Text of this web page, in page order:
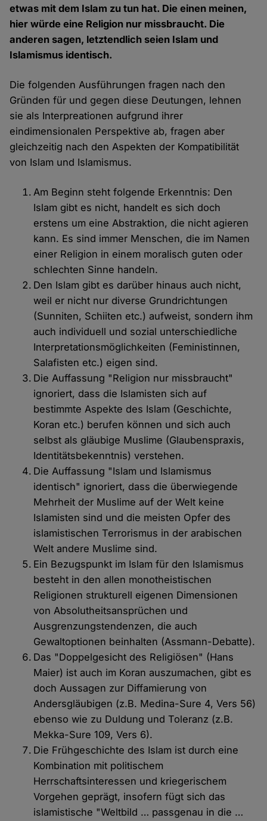
etwas mit dem Islam zu tun hat. Die einen meinen,
hier würde eine Religion nur missbraucht. Die
anderen sagen, letztendlich seien Islam und
Islamismus identisch.
Die folgenden Ausführungen fragen nach den
Gründen für und gegen diese Deutungen, lehnen
sie als Interpreationen aufgrund ihrer
eindimensionalen Perspektive ab, fragen aber
gleichzeitig nach den Aspekten der Kompatibilität
von Islam und Islamismus.
Am Beginn steht folgende Erkenntnis: Den
Islam gibt es nicht, handelt es sich doch
erstens um eine Abstraktion, die nicht agieren
kann. Es sind immer Menschen, die im Namen
einer Religion in einem moralisch guten oder
schlechten Sinne handeln.
Den Islam gibt es darüber hinaus auch nicht,
weil er nicht nur diverse Grundrichtungen
(Sunniten, Schiiten etc.) aufweist, sondern ihm
auch individuell und sozial unterschiedliche
Interpretationsmöglichkeiten (Feministinnen,
Salafisten etc.) eigen sind.
Die Auffassung "Religion nur missbraucht"
ignoriert, dass die Islamisten sich auf
bestimmte Aspekte des Islam (Geschichte,
Koran etc.) berufen können und sich auch
selbst als gläubige Muslime (Glaubenspraxis,
Identitätsbekenntnis) verstehen.
Die Auffassung "Islam und Islamismus
identisch" ignoriert, dass die überwiegende
Mehrheit der Muslime auf der Welt keine
Islamisten sind und die meisten Opfer des
islamistischen Terrorismus in der arabischen
Welt andere Muslime sind.
Ein Bezugspunkt im Islam für den Islamismus
besteht in den allen monotheistischen
Religionen strukturell eigenen Dimensionen
von Absolutheitsansprüchen und
Ausgrenzungstendenzen, die auch
Gewaltoptionen beinhalten (Assmann-Debatte).
Das "Doppelgesicht des Religiösen" (Hans
Maier) ist auch im Koran auszumachen, gibt es
doch Aussagen zur Diffamierung von
Andersgläubigen (z.B. Medina-Sure 4, Vers 56)
ebenso wie zu Duldung und Toleranz (z.B.
Mekka-Sure 109, Vers 6).
Die Frühgeschichte des Islam ist durch eine
Kombination mit politischem
Herrschaftsinteressen und kriegerischem
Vorgehen geprägt, insofern fügt sich das
islamistische "Weltbild … passgenau in die …